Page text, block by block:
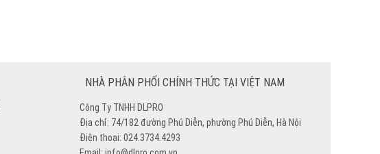
NHÀ PHÂN PHỐI CHÍNH THỨC TẠI VIỆT NAM
Công Ty TNHH DLPRO
Địa chỉ: 74/182 đường Phú Diễn, phường Phú Diễn, Hà Nội
Điện thoại: 024.3734.4293